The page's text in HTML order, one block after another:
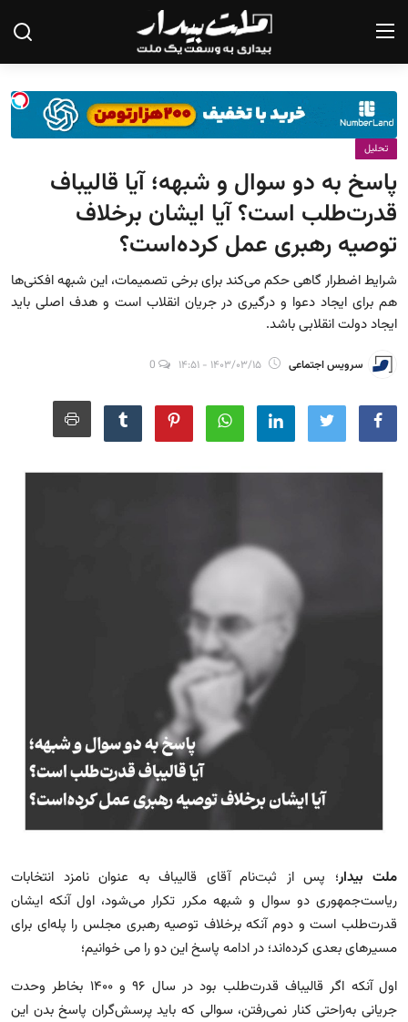
صفحه نخست
درباره ما
تماس با ما
یادداشت
گزارش
تحلیل
سیاست
مجله
عکس
تحلیل
پاسخ به دو سوال و شبهه؛ آیا قالیباف
قدرت‌طلب است؟ آیا ایشان برخلاف
توصیه رهبری عمل کرده‌است؟
شرایط اضطرار گاهی حکم می‌کند برای برخی تصمیمات، این شبهه افکنی‌ها
هم برای ایجاد دعوا و درگیری در جریان انقلاب است و هدف اصلی باید
ایجاد دولت انقلابی باشد.
سرویس اجتماعی ۱۴۰۳/۰۳/۱۵ - ۱۴:۵۱
ملت بیدار
؛ پس از ثبت‌نام آقای ‎قالیباف به عنوان نامزد انتخابات
ریاست‌جمهوری دو سوال و شبهه مکرر تکرار می‌شود، اول آنکه ایشان
قدرت‌طلب است و دوم آنکه برخلاف توصیه رهبری مجلس را پله‌ای برای
مسیر‌های بعدی کرده‌اند؛ در ادامه پاسخ این دو را می خوانیم؛
اول آنکه اگر قالیباف قدرت‌طلب بود در سال ۹۶ و ۱۴۰۰ بخاطر وحدت
جریانی به‌راحتی کنار نمی‌رفتن، سوالی که باید پرسش‌گران پاسخ بدن این